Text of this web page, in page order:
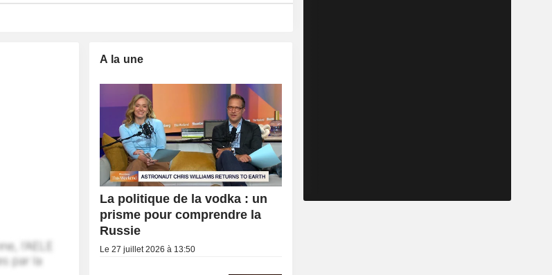
A la une
La politique de la vodka : un
prisme pour comprendre la
Russie
Le 27 juillet 2026 à 13:50